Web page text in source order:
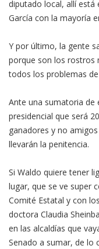
diputado local, allí está
García con la mayoría
Y por último, la gente
porque son los rostros
todos los problemas
Ante una sumatoria de
presidencial que será
ganadores y no
llevarán la penitencia.
Si Waldo quiere tener
lugar, que se ve super
Comité Estatal y con
doctora Claudia
en las alcaldías que
Senado a sumar, de lo